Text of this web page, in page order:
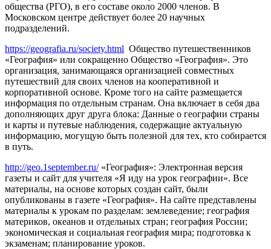
общества (РГО), в его составе около 2000 членов. В
Московском центре действует более 20 научных
подразделений.
https://geografia.ru/society.html Общество путешественников
«География» или сокращенно Общество «География». Это
организация, занимающаяся организацией совместных
путешествий для своих членов на кооперативной и
корпоративной основе. Кроме того на сайте размещается
информация по отдельным странам. Она включает в себя два
дополняющих друг друга блока: Данные о географии страны
и карты и путевые наблюдения, содержащие актуальную
информацию, могущую быть полезной для тех, кто собирается
в путь.
http://geo.1september.ru/«География»: Электронная версия
газеты и сайт для учителя «Я иду на урок географии». Все
материалы, на основе которых создан сайт, были
опубликованы в газете «География». На сайте представлены
материалы к урокам по разделам: землеведение; география
материков, океанов и отдельных стран; география России;
экономическая и социальная география мира; подготовка к
экзаменам; планирование уроков.